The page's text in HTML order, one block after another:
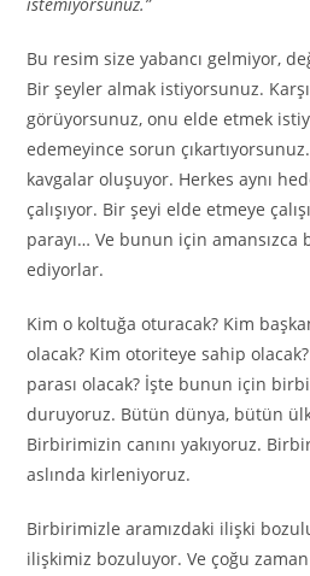
istemiyorsunuz.”
Bu resim size yabancı gelmiyor,
Bir şeyler almak istiyorsunuz.
görüyorsunuz, onu elde etmek
edemeyince sorun
kavgalar oluşuyor. Herkes aynı
çalışıyor. Bir şeyi elde etmeye
parayı… Ve bunun için
ediyorlar.
Kim o koltuğa oturacak? Kim
olacak? Kim otoriteye sahip
parası olacak? İşte bunun için
duruyoruz. Bütün dünya, bütün
Birbirimizin canını yakıyoruz.
aslında kirleniyoruz.
Birbirimizle aramızdaki ilişki
ilişkimiz bozuluyor. Ve çoğu